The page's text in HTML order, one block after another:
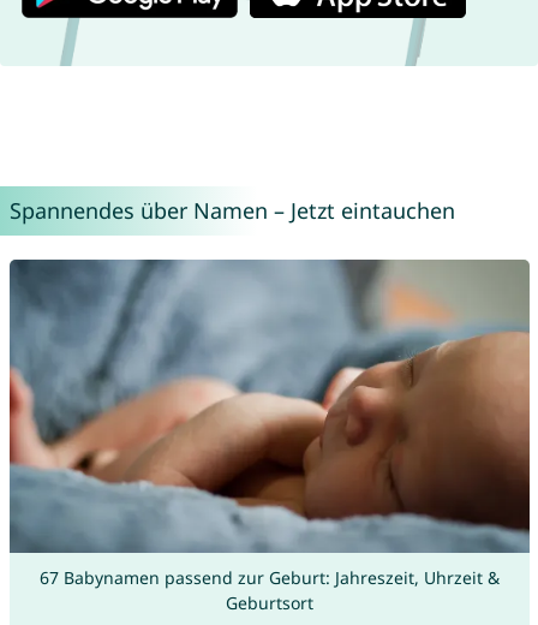
Spannendes über Namen – Jetzt eintauchen
67 Babynamen passend zur Geburt: Jahreszeit, Uhrzeit &
Geburtsort